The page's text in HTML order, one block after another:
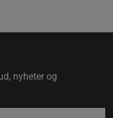
nyheter og